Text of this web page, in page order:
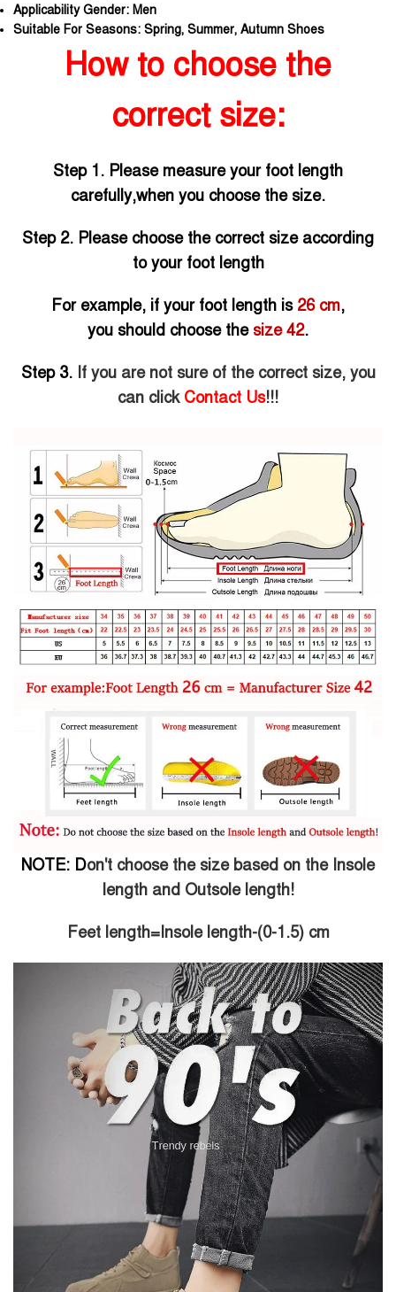
Applicability Gender: Men
Suitable For Seasons: Spring, Summer, Autumn Shoes
How to choose the
correct size:
Step 1. Please measure your foot length
carefully,when you choose the size.
Step 2. Please choose the correct size according
to your foot length
For example, if your foot length is 26 cm,
you should choose the size 42.
Step 3. If you are not sure of the correct size, you
can click Contact Us!!!
NOTE: Don't choose the size based on the Insole
length and Outsole length!
Feet length=Insole length-(0-1.5) cm